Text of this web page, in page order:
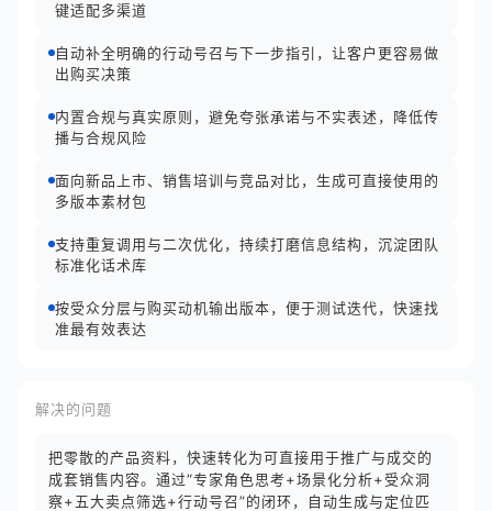
键适配多渠道
自动补全明确的行动号召与下一步指引，让客户更容易做
出购买决策
内置合规与真实原则，避免夸张承诺与不实表述，降低传
播与合规风险
面向新品上市、销售培训与竞品对比，生成可直接使用的
多版本素材包
支持重复调用与二次优化，持续打磨信息结构，沉淀团队
标准化话术库
按受众分层与购买动机输出版本，便于测试迭代，快速找
准最有效表达
解决的问题
把零散的产品资料，快速转化为可直接用于推广与成交的
成套销售内容。通过“专家角色思考+场景化分析+受众洞
察+五大卖点筛选+行动号召”的闭环，自动生成与定位匹